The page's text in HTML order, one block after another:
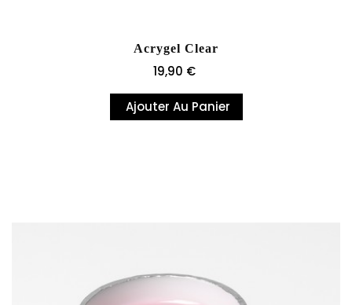
Acrygel Clear
Prix
19,90 €
Ajouter Au Panier